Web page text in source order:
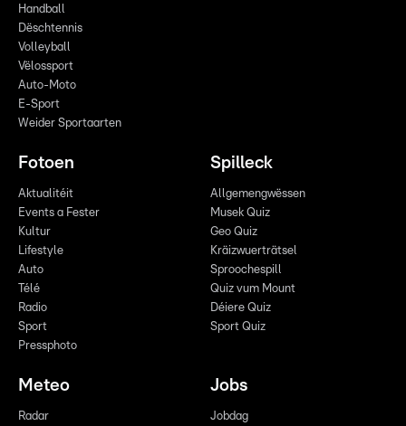
Handball
Dëschtennis
Volleyball
Vëlossport
Auto-Moto
E-Sport
Weider Sportaarten
Fotoen
Aktualitéit
Events a Fester
Kultur
Lifestyle
Auto
Télé
Radio
Sport
Pressphoto
Spilleck
Allgemengwëssen
Musek Quiz
Geo Quiz
Kräizwuerträtsel
Sproochespill
Quiz vum Mount
Déiere Quiz
Sport Quiz
Meteo
Radar
Jobs
Jobdag